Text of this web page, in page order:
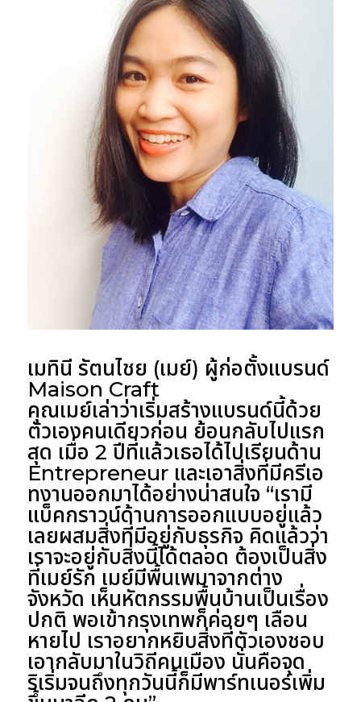
เมทินี รัตนไชย (เมย์) ผู้ก่อตั้งแบรนด์
Maison Craft
คุณเมย์เล่าว่าเริ่มสร้างแบรนด์นี้ด้วย
ตัวเองคนเดียวก่อน ย้อนกลับไปแรก
สุด เมื่อ 2 ปีที่แล้วเธอได้ไปเรียนด้าน
Entrepreneur และเอาสิ่งที่มีครีเอ
ทงานออกมาได้อย่างน่าสนใจ “เรามี
แบ็คกราวน์ด้านการออกแบบอยู่แล้ว
เลยผสมสิ่งที่มีอยู่กับธุรกิจ คิดแล้วว่า
เราจะอยู่กับสิ่งนี้ได้ตลอด ต้องเป็นสิ่ง
ที่เมย์รัก เมย์มีพื้นเพมาจากต่าง
จังหวัด เห็นหัตกรรมพื้นบ้านเป็นเรื่อง
ปกติ พอเข้ากรุงเทพก็ค่อยๆ เลือน
หายไป เราอยากหยิบสิ่งที่ตัวเองชอบ
เอากลับมาในวิถีคนเมือง นั่นคือจุด
ริเริ่มจนถึงทุกวันนี้ก็มีพาร์ทเนอร์เพิ่ม